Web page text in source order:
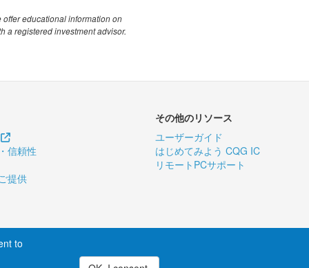
offer educational information on
a registered investment advisor.
信頼性
提供
その他のリソース
ユーザーガイド
はじめてみよう CQG IC
リモートPCサポート
to